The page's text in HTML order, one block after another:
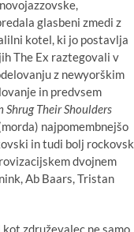
glasbeni zmedi z
kotel, ki jo postavlja
The Ex raztegovali v
z newyorškim
in predvsem
Shrug Their Shoulders
najpomembnejšo
in tudi bolj
dvojnem
Ab Baars, Tristan
združevalec ne samo